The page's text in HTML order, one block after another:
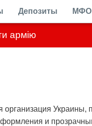
армію
Депозиты МФО
и